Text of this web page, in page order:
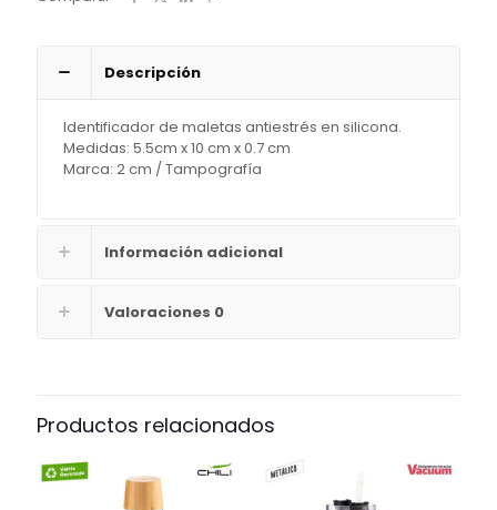
Descripción
Identificador de maletas antiestrés en silicona.
Medidas: 5.5cm x 10 cm x 0.7 cm
Marca: 2 cm / Tampografía
Información adicional
Valoraciones 0
Productos relacionados